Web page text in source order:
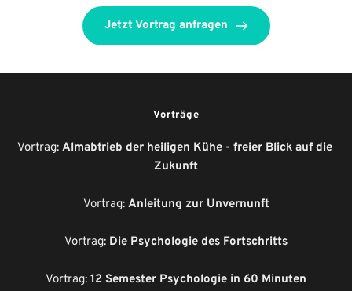
Jetzt Vortrag anfragen
Vorträge
Vortrag: Almabtrieb der heiligen Kühe - freier Blick auf die
Zukunft
Vortrag: Anleitung zur Unvernunft
Vortrag: Die Psychologie des Fortschritts
Vortrag: 12 Semester Psychologie in 60 Minuten